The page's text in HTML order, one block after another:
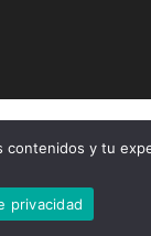
y tu
privacidad